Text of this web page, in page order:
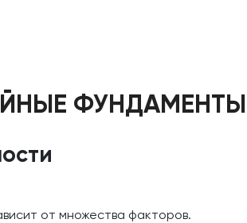
от множества факторов.